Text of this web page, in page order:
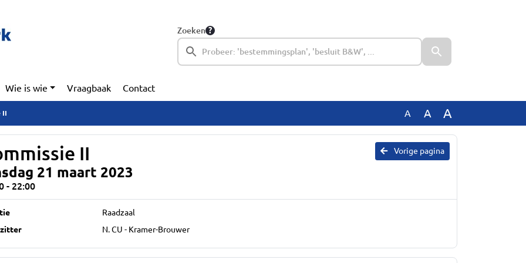
Zoeken
Wie is wie Vraagbaak Contact
II A A A
Vorige pagina
II
21 maart 2023
- 22:00
Raadzaal
N. CU - Kramer-Brouwer